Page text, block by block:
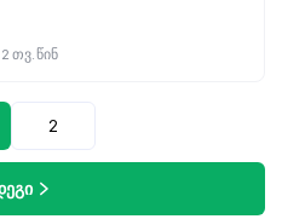
2 თვ. წინ
2